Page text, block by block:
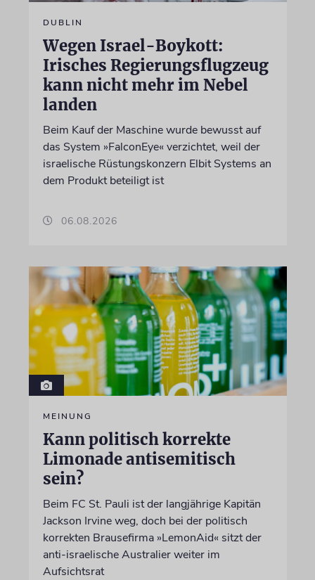
DUBLIN
Wegen Israel-Boykott:
Irisches Regierungsflugzeug
kann nicht mehr im Nebel
landen
Beim Kauf der Maschine wurde bewusst auf
das System »FalconEye« verzichtet, weil der
israelische Rüstungskonzern Elbit Systems an
dem Produkt beteiligt ist
06.08.2026
MEINUNG
Kann politisch korrekte
Limonade antisemitisch
sein?
Beim FC St. Pauli ist der langjährige Kapitän
Jackson Irvine weg, doch bei der politisch
korrekten Brausefirma »LemonAid« sitzt der
anti-israelische Australier weiter im
Aufsichtsrat